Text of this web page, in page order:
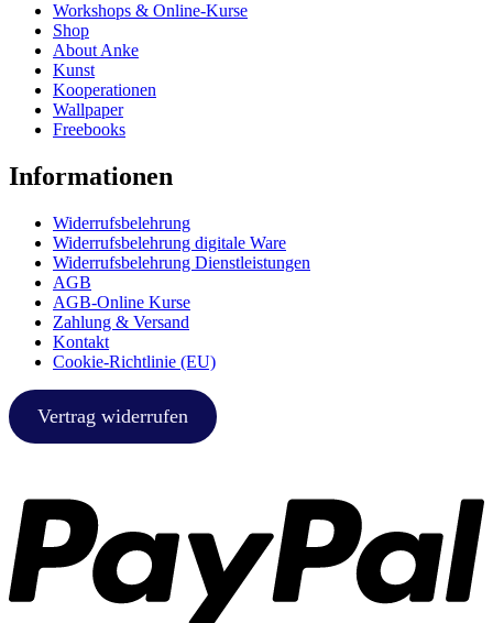
Workshops & Online-Kurse
Shop
About Anke
Kunst
Kooperationen
Wallpaper
Freebooks
Informationen
Widerrufsbelehrung
Widerrufsbelehrung digitale Ware
Widerrufsbelehrung Dienstleistungen
AGB
AGB-Online Kurse
Zahlung & Versand
Kontakt
Cookie-Richtlinie (EU)
Vertrag widerrufen